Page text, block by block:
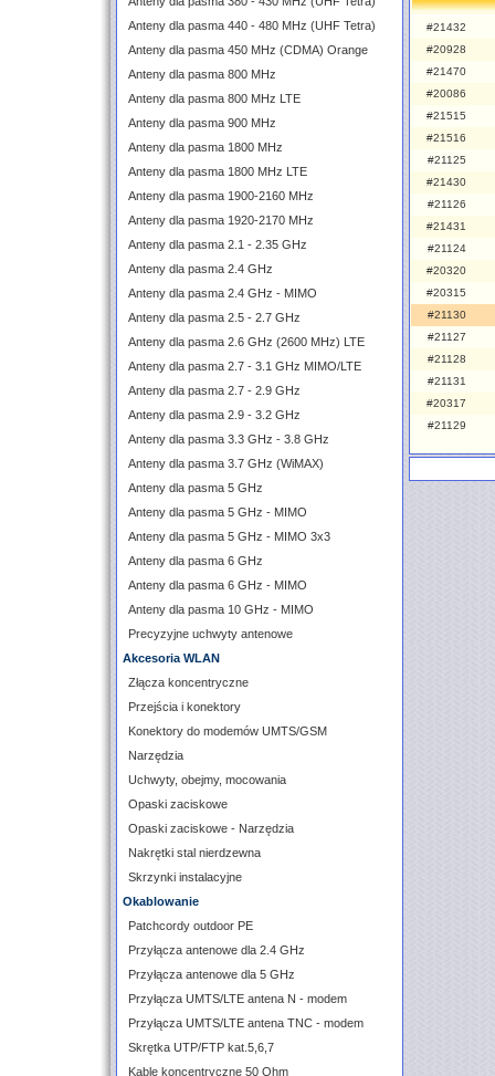
Anteny dla pasma 440 - 480 MHz (UHF Tetra)
Anteny dla pasma 450 MHz (CDMA) Orange
Anteny dla pasma 800 MHz
Anteny dla pasma 800 MHz LTE
Anteny dla pasma 900 MHz
Anteny dla pasma 1800 MHz
Anteny dla pasma 1800 MHz LTE
Anteny dla pasma 1900-2160 MHz
Anteny dla pasma 1920-2170 MHz
Anteny dla pasma 2.1 - 2.35 GHz
Anteny dla pasma 2.4 GHz
Anteny dla pasma 2.4 GHz - MIMO
Anteny dla pasma 2.5 - 2.7 GHz
Anteny dla pasma 2.6 GHz (2600 MHz) LTE
Anteny dla pasma 2.7 - 3.1 GHz MIMO/LTE
Anteny dla pasma 2.7 - 2.9 GHz
Anteny dla pasma 2.9 - 3.2 GHz
Anteny dla pasma 3.3 GHz - 3.8 GHz
Anteny dla pasma 3.7 GHz (WiMAX)
Anteny dla pasma 5 GHz
Anteny dla pasma 5 GHz - MIMO
Anteny dla pasma 5 GHz - MIMO 3x3
Anteny dla pasma 6 GHz
Anteny dla pasma 6 GHz - MIMO
Anteny dla pasma 10 GHz - MIMO
Precyzyjne uchwyty antenowe
Akcesoria WLAN
Złącza koncentryczne
Przejścia i konektory
Konektory do modemów UMTS/GSM
Narzędzia
Uchwyty, obejmy, mocowania
Opaski zaciskowe
Opaski zaciskowe - Narzędzia
Nakrętki stal nierdzewna
Skrzynki instalacyjne
Okablowanie
Patchcordy outdoor PE
Przyłącza antenowe dla 2.4 GHz
Przyłącza antenowe dla 5 GHz
Przyłącza UMTS/LTE antena N - modem
Przyłącza UMTS/LTE antena TNC - modem
Skrętka UTP/FTP kat.5,6,7
Kable koncentryczne 50 Ohm
#21432
#20928
#21470
#20086
#21515
#21516
#21125
#21430
#21126
#21431
#21124
#20320
#20315
#21130
#21127
#21128
#21131
#20317
#21129